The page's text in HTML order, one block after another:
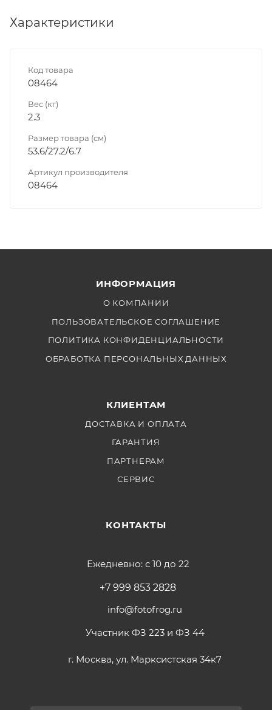
Характеристики
Код товара
08464
Вес (кг)
2.3
Размер товара (см)
53.6/27.2/6.7
Артикул производителя
08464
ИНФОРМАЦИЯ
О КОМПАНИИ
ПОЛЬЗОВАТЕЛЬСКОЕ СОГЛАШЕНИЕ
ПОЛИТИКА КОНФИДЕНЦИАЛЬНОСТИ
ОБРАБОТКА ПЕРСОНАЛЬНЫХ ДАННЫХ
КЛИЕНТАМ
ДОСТАВКА И ОПЛАТА
ГАРАНТИЯ
ПАРТНЕРАМ
СЕРВИС
КОНТАКТЫ
Ежедневно: с 10 до 22
+7 999 853 2828
info@fotofrog.ru
Участник ФЗ 223 и ФЗ 44
г. Москва, ул. Марксистская 34к7